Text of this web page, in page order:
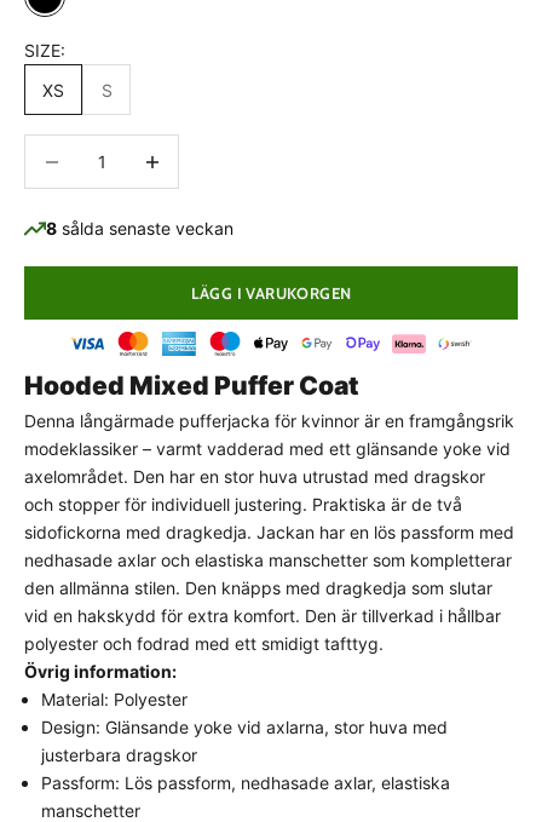
Normal passform
Detta plagg har en klassisk, normal passform som
följer kroppens naturliga linjer utan att sitta för
stramt eller för löst.Välj din vanliga storlekför
bästa komfort och avsedda look.
Black
SIZE:
XS
S
8 sålda senaste veckan
LÄGG I VARUKORGEN
Hooded Mixed Puffer Coat
Denna långärmade pufferjacka för kvinnor är en framgångsrik
modeklassiker – varmt vadderad med ett glänsande yoke vid
axelområdet. Den har en stor huva utrustad med dragskor
och stopper för individuell justering. Praktiska är de två
sidofickorna med dragkedja. Jackan har en lös passform med
nedhasade axlar och elastiska manschetter som kompletterar
den allmänna stilen. Den knäpps med dragkedja som slutar
vid en hakskydd för extra komfort. Den är tillverkad i hållbar
polyester och fodrad med ett smidigt tafttyg.
Övrig information:
Material: Polyester
Design: Glänsande yoke vid axlarna, stor huva med
justerbara dragskor
Passform: Lös passform, nedhasade axlar, elastiska
manschetter